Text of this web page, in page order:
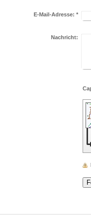
E-Mail-Adresse: *
Nachricht: